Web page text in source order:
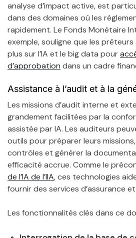
analyse d’impact active, est
dans des domaines où les
rapidement. Le Fonds Monétaire
exemple, souligne que les prêteurs
plus sur l’IA et le big data pour
d’approbation dans un cadre
Assistance à l’audit et à la
Les missions d’audit interne et
grandement facilitées par la
assistée par IA. Les auditeurs
outils pour préparer leurs
contrôles et générer la
efficacité accrue. Comme le
de l’IA de l’IIA, ces technologies
fournir des services d’assurance
Les fonctionnalités clés dans ce